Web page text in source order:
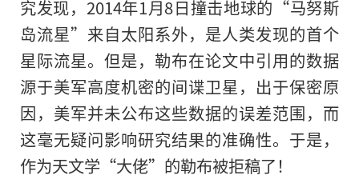
究发现，2014年1月8日撞击地球的“马努斯
岛流星”来自太阳系外，是人类发现的首个
星际流星。但是，勒布在论文中引用的数据
源于美军高度机密的间谍卫星，出于保密原
因，美军并未公布这些数据的误差范围，而
这毫无疑问影响研究结果的准确性。于是，
作为天文学“大佬” 的勒布被拒稿了！